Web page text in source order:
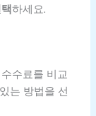
하세요.
수료를 비교
는 방법을 선